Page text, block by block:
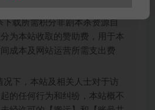
下载所需积分非剧本杀资源自
为本站收取的赞助费，用于本
成本及网站运营所需支出费
况下，本站及相关人士对于访
的任何行为和纠纷，本站概不